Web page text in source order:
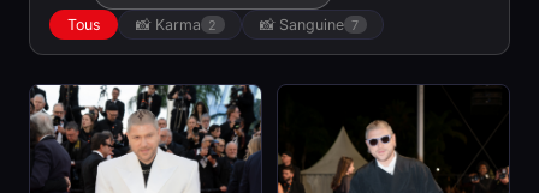
Tous 📸 Karma 2 📸 Sanguine 7